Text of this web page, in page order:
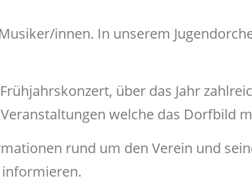
innen. In unserem
über das Jahr
welche das Dorfbild
rund um den Verein und